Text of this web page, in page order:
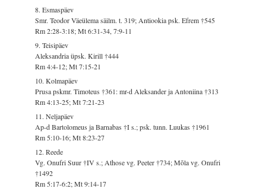
8. Esmaspäev
Smr. Teodor Väeülema säilm. t. 319; Antiookia psk. Efrem †545
Rm 2:28-3:18; Mt 6:31-34, 7:9-11
9. Teisipäev
Aleksandria üpsk. Kirill †444
Rm 4:4-12; Mt 7:15-21
10. Kolmapäev
Prusa pskmr. Timoteus †361: mr-d Aleksander ja Antoniina †313
Rm 4:13-25; Mt 7:21-23
11. Neljapäev
Ap-d Bartolomeus ja Barnabas †I s.; psk. tunn. Luukas †1961
Rm 5:10-16; Mt 8:23-27
12. Reede
Vg. Onufri Suur †IV s.; Athose vg. Peeter †734; Mõla vg. Onufri
†1492
Rm 5:17-6:2; Mt 9:14-17